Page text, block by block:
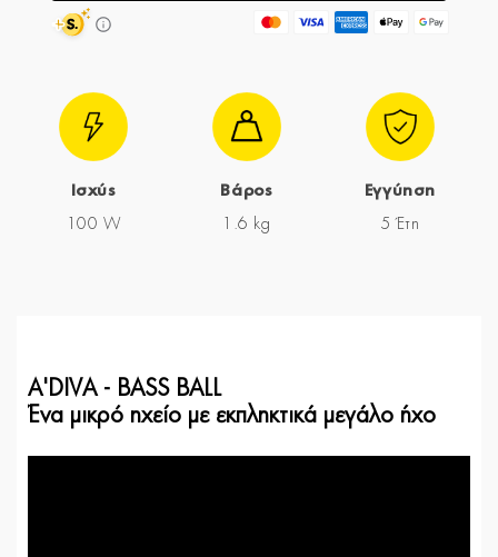
Ισχύς
100 W
Βάρος
1.6 kg
Εγγύηση
5 Έτη
A'DIVA - BASS BALL
Ένα μικρό ηχείο με εκπληκτικά μεγάλο ήχο